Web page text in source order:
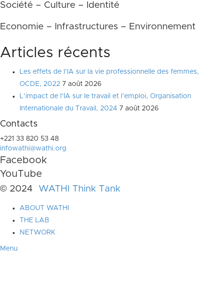
Société – Culture – Identité
Economie – Infrastructures – Environnement
Articles récents
Les effets de l’IA sur la vie professionnelle des femmes,
OCDE, 2022 7 août 2026
L’impact de l’IA sur le travail et l’emploi, Organisation
Internationale du Travail, 2024 7 août 2026
Contacts
+221 33 820 53 48
infowathi@wathi.org
Facebook
YouTube
© 2024 WATHI Think Tank
ABOUT WATHI
THE LAB
NETWORK
Menu